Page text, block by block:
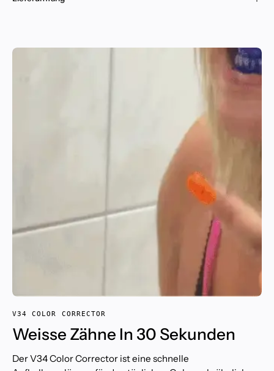
V34 COLOR CORRECTOR
Weisse Zähne In 30 Sekunden
Der V34 Color Corrector ist eine schnelle